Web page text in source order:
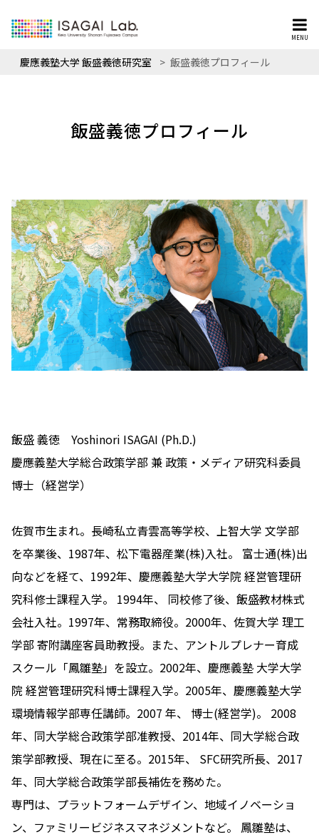
MENU
慶應義塾大学 飯盛義徳研究室 > 飯盛義徳プロフィール
飯盛義徳プロフィール
飯盛 義徳 Yoshinori ISAGAI (Ph.D.)
慶應義塾大学総合政策学部 兼 政策・メディア研究科委員
博士（経営学）
佐賀市生まれ。長崎私立青雲高等学校、上智大学 文学部
を卒業後、1987年、松下電器産業(株)入社。 富士通(株)出
向などを経て、1992年、慶應義塾大学大学院 経営管理研
究科修士課程入学。 1994年、 同校修了後、飯盛教材株式
会社入社。1997年、常務取締役。2000年、佐賀大学 理工
学部 寄附講座客員助教授。また、アントルプレナー育成
スクール「鳳雛塾」を設立。2002年、慶應義塾 大学大学
院 経営管理研究科博士課程入学。2005年、慶應義塾大学
環境情報学部専任講師。2007 年、 博士(経営学)。 2008
年、同大学総合政策学部准教授、2014年、同大学総合政
策学部教授、現在に至る。2015年、 SFC研究所長、2017
年、同大学総合政策学部長補佐を務めた。
専門は、プラットフォームデザイン、地域イノベーショ
ン、ファミリービジネスマネジメントなど。 鳳雛塾は、